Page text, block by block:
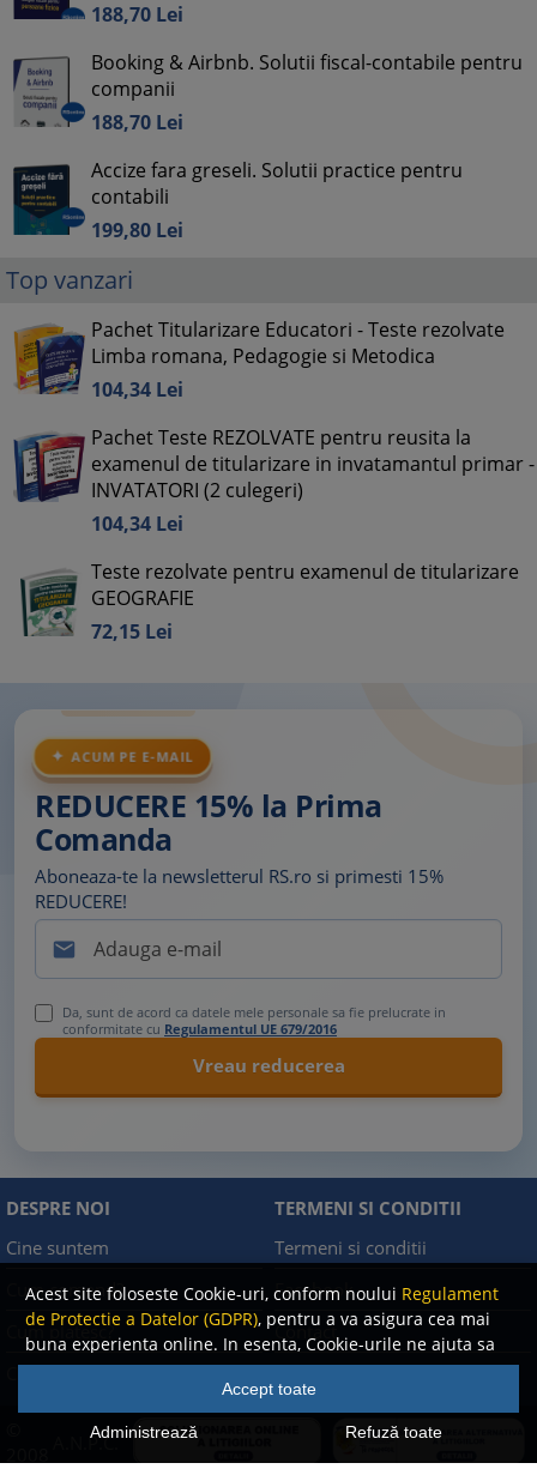
Acest site foloseste Cookie-uri, conform noului Regulament
de Protectie a Datelor (GDPR), pentru a va asigura cea mai
buna experienta online. In esenta, Cookie-urile ne ajuta sa
imbunatatim continutul de pe site, oferindu-va dvs.,
cititorul, o experienta online personalizata si mult mai
rapida. Ele sunt folosite doar de site-ul nostru si partenerii
nostri de incredere. Click
pentru detalii despre politica
de Cookie-uri.
Accept toate
Administrează Refuză toate
188,70 Lei
Booking & Airbnb. Solutii fiscal-contabile pentru
companii
188,70 Lei
Accize fara greseli. Solutii practice pentru
contabili
199,80 Lei
Top vanzari
Pachet Titularizare Educatori - Teste rezolvate
Limba romana, Pedagogie si Metodica
104,34 Lei
Pachet Teste REZOLVATE pentru reusita la
examenul de titularizare in invatamantul primar -
INVATATORI (2 culegeri)
104,34 Lei
Teste rezolvate pentru examenul de titularizare
GEOGRAFIE
72,15 Lei
ACUM PE E-MAIL
REDUCERE 15% la Prima
Comanda
Aboneaza-te la newsletterul RS.ro si primesti 15%
REDUCERE!

Da, sunt de acord ca datele mele personale sa fie prelucrate in
conformitate cu Regulamentul UE 679/2016
DESPRE NOI
Cine suntem
Cum comand?
Cum platesc?
TERMENI SI CONDITII
Termeni si conditii
Facebook
Contact
A.N.P.C.